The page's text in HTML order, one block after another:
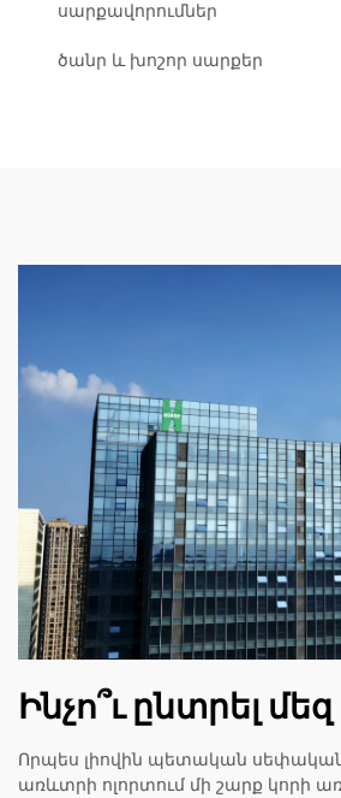
սարքավորումներ
ծանր և խոշոր սարքեր
Ինչո՞ւ ընտրել մեզ
Որպես լիովին պետական
առևտրի ոլորտում մի շարք կորի